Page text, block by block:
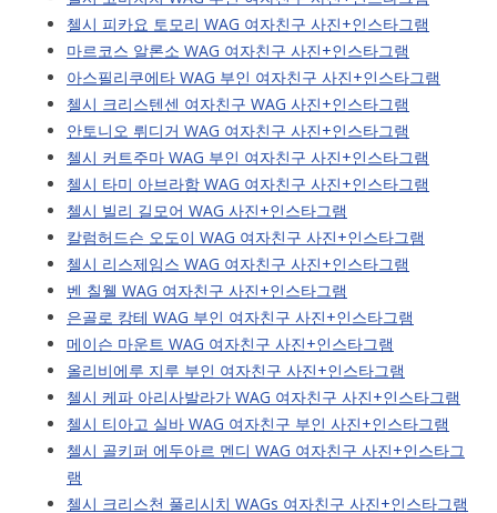
첼시 피카요 토모리 WAG 여자친구 사진+인스타그램
마르코스 알론소 WAG 여자친구 사진+인스타그램
아스필리쿠에타 WAG 부인 여자친구 사진+인스타그램
첼시 크리스텐센 여자친구 WAG 사진+인스타그램
안토니오 뤼디거 WAG 여자친구 사진+인스타그램
첼시 커트주마 WAG 부인 여자친구 사진+인스타그램
첼시 타미 아브라함 WAG 여자친구 사진+인스타그램
첼시 빌리 길모어 WAG 사진+인스타그램
칼럼허드슨 오도이 WAG 여자친구 사진+인스타그램
첼시 리스제임스 WAG 여자친구 사진+인스타그램
벤 칠웰 WAG 여자친구 사진+인스타그램
은골로 캉테 WAG 부인 여자친구 사진+인스타그램
메이슨 마운트 WAG 여자친구 사진+인스타그램
올리비에루 지루 부인 여자친구 사진+인스타그램
첼시 케파 아리사발라가 WAG 여자친구 사진+인스타그램
첼시 티아고 실바 WAG 여자친구 부인 사진+인스타그램
첼시 골키퍼 에두아르 멘디 WAG 여자친구 사진+인스타그
램
첼시 크리스천 풀리시치 WAGs 여자친구 사진+인스타그램